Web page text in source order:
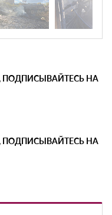
ПОДПИСЫВАЙТЕСЬ НА
ПОДПИСЫВАЙТЕСЬ НА